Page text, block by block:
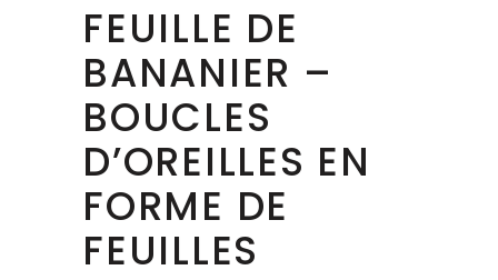
FEUILLE DE
BANANIER –
BOUCLES
D’OREILLES EN
FORME DE
FEUILLES